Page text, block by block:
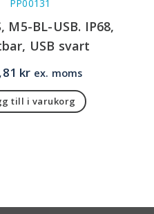
PP00131
M5-BL-USB. IP68,
USB svart
kr ex. moms
till i varukorg